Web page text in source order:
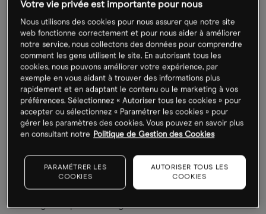
Swing trading expliqué
Les traders Swing doivent analyser soigneusement les
graphiques de prix et autres données afin d'identifier les
mouvements de la valeur d'un actif. Ainsi, les traders
chercheront à déterminer quand un prix est susceptible
afin de capturer tout profit potentiel de ce mouvement
Cela signifie que les swing traders doivent se familiariser
Votre vie privée est importante pour nous
Nous utilisons des cookies pour nous assurer que notre site
web fonctionne correctement et pour nous aider à améliorer
notre service, nous collectons des données pour comprendre
comment les gens utilisent le site. En autorisant tous les
cookies, nous pouvons améliorer votre expérience, par
exemple en vous aidant à trouver des informations plus
rapidement et en adaptant le contenu ou le marketing à vos
préférences. Sélectionnez « Autoriser tous les cookies » pour
accepter ou sélectionnez « Paramétrer les cookies » pour
gérer les paramètres des cookies. Vous pouvez en savoir plus
en consultant notre
Politique de Gestion des Cookies
PARAMÉTRER LES
COOKIES
AUTORISER TOUS LES
COOKIES